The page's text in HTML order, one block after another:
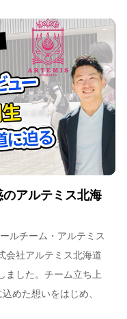
アルテミス北海
ルチーム・アルテミス
会社アルテミス北海道
ました。チーム立ち上
めた想いをはじめ、